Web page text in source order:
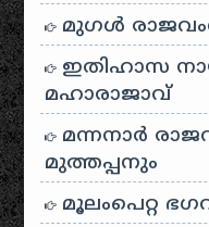
മുഗൾ
ഇതിഹാസ
മഹാരാജാവ്
മന്നനാർ
മുത്തപ്പനും
മൂലംപെറ്റ